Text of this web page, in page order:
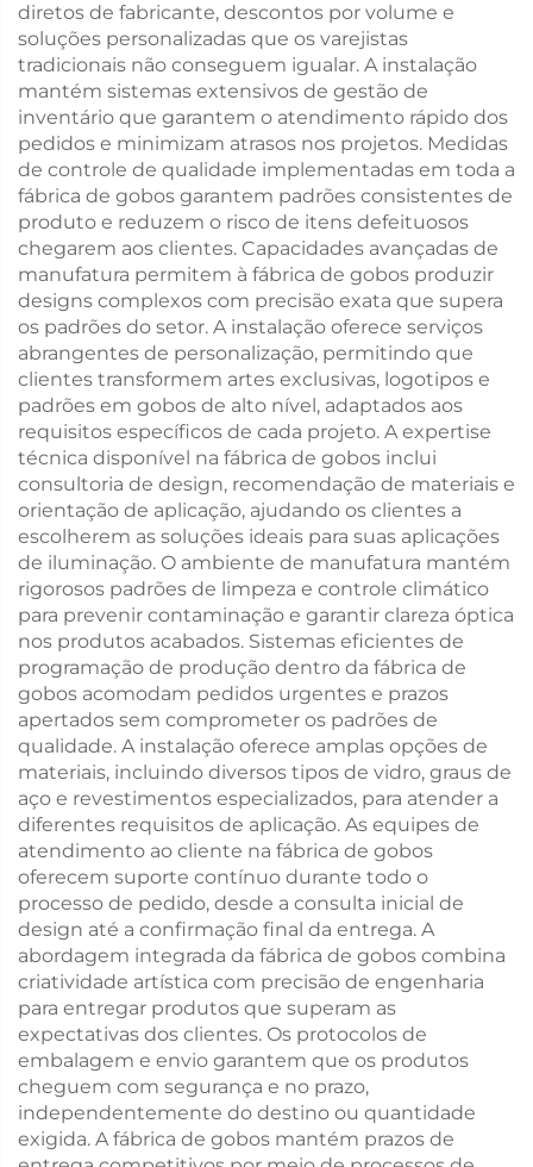
diretos de fabricante, descontos por volume e
soluções personalizadas que os varejistas
tradicionais não conseguem igualar. A instalação
mantém sistemas extensivos de gestão de
inventário que garantem o atendimento rápido dos
pedidos e minimizam atrasos nos projetos. Medidas
de controle de qualidade implementadas em toda a
fábrica de gobos garantem padrões consistentes de
produto e reduzem o risco de itens defeituosos
chegarem aos clientes. Capacidades avançadas de
manufatura permitem à fábrica de gobos produzir
designs complexos com precisão exata que supera
os padrões do setor. A instalação oferece serviços
abrangentes de personalização, permitindo que
clientes transformem artes exclusivas, logotipos e
padrões em gobos de alto nível, adaptados aos
requisitos específicos de cada projeto. A expertise
técnica disponível na fábrica de gobos inclui
consultoria de design, recomendação de materiais e
orientação de aplicação, ajudando os clientes a
escolherem as soluções ideais para suas aplicações
de iluminação. O ambiente de manufatura mantém
rigorosos padrões de limpeza e controle climático
para prevenir contaminação e garantir clareza óptica
nos produtos acabados. Sistemas eficientes de
programação de produção dentro da fábrica de
gobos acomodam pedidos urgentes e prazos
apertados sem comprometer os padrões de
qualidade. A instalação oferece amplas opções de
materiais, incluindo diversos tipos de vidro, graus de
aço e revestimentos especializados, para atender a
diferentes requisitos de aplicação. As equipes de
atendimento ao cliente na fábrica de gobos
oferecem suporte contínuo durante todo o
processo de pedido, desde a consulta inicial de
design até a confirmação final da entrega. A
abordagem integrada da fábrica de gobos combina
criatividade artística com precisão de engenharia
para entregar produtos que superam as
expectativas dos clientes. Os protocolos de
embalagem e envio garantem que os produtos
cheguem com segurança e no prazo,
independentemente do destino ou quantidade
exigida. A fábrica de gobos mantém prazos de